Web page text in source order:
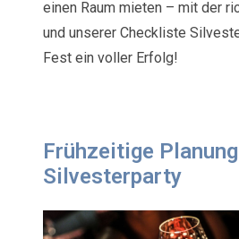
einen Raum mieten – mit der
und unserer Checkliste
Fest ein voller Erfolg!
Frühzeitige
Silvesterparty